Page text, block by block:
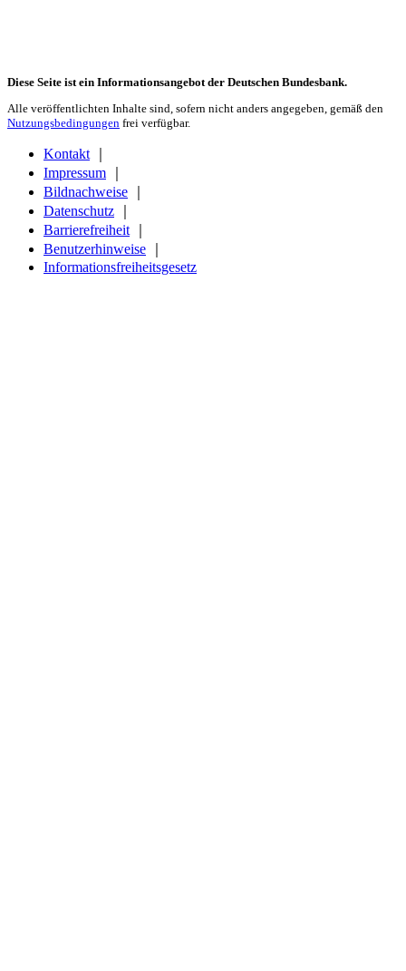
Diese Seite ist ein Informationsangebot der Deutschen Bundesbank.
Alle veröffentlichten Inhalte sind, sofern nicht anders angegeben, gemäß den
Nutzungsbedingungen frei verfügbar.
Kontakt
Impressum
Bildnachweise
Datenschutz
Barrierefreiheit
Benutzerhinweise
Informationsfreiheitsgesetz